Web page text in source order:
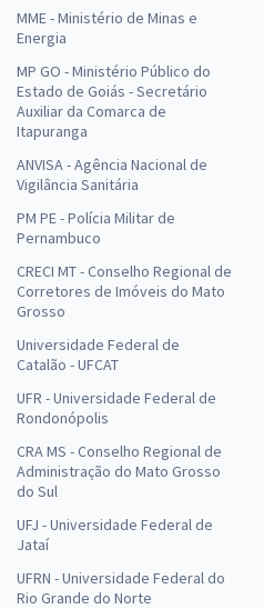
MME - Ministério de Minas e
Energia
MP GO - Ministério Público do
Estado de Goiás - Secretário
Auxiliar da Comarca de
Itapuranga
ANVISA - Agência Nacional de
Vigilância Sanitária
PM PE - Polícia Militar de
Pernambuco
CRECI MT - Conselho Regional de
Corretores de Imóveis do Mato
Grosso
Universidade Federal de
Catalão - UFCAT
UFR - Universidade Federal de
Rondonópolis
CRA MS - Conselho Regional de
Administração do Mato Grosso
do Sul
UFJ - Universidade Federal de
Jataí
UFRN - Universidade Federal do
Rio Grande do Norte